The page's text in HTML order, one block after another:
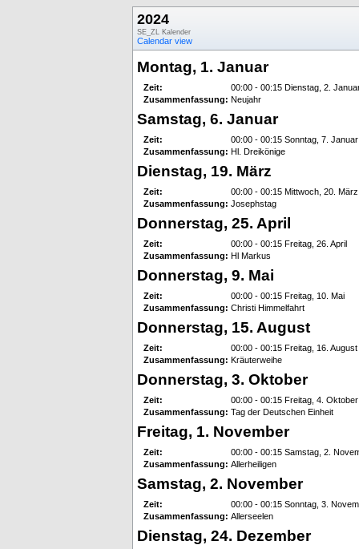
2024
SE_ZL Kalender
Calendar view
Montag, 1. Januar
Zeit:
00:00 - 00:15 Dienstag, 2.
Zusammenfassung: Neujahr
Samstag, 6. Januar
Zeit:
00:00 - 00:15 Sonntag, 7. Januar
Zusammenfassung: Hl. Dreikönige
Dienstag, 19. März
Zeit:
00:00 - 00:15 Mittwoch, 20. März
Zusammenfassung: Josephstag
Donnerstag, 25. April
Zeit:
00:00 - 00:15 Freitag, 26. April
Zusammenfassung: Hl Markus
Donnerstag, 9. Mai
Zeit:
00:00 - 00:15 Freitag, 10. Mai
Zusammenfassung: Christi Himmelfahrt
Donnerstag, 15. August
Zeit:
00:00 - 00:15 Freitag, 16. August
Zusammenfassung: Kräuterweihe
Donnerstag, 3. Oktober
Zeit:
00:00 - 00:15 Freitag, 4. Oktober
Zusammenfassung: Tag der Deutschen Einheit
Freitag, 1. November
Zeit:
00:00 - 00:15 Samstag, 2.
Zusammenfassung: Allerheiligen
Samstag, 2. November
Zeit:
00:00 - 00:15 Sonntag, 3.
Zusammenfassung: Allerseelen
Dienstag, 24. Dezember